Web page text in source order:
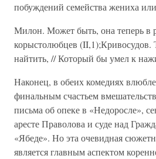
побуждений семейства жениха
Милон. Может быть, она теперь в
корыстолюбцев (II,1);Кривосудов.
найтить, // Который бы умел к
Наконец, в обеих комедиях
финальным счастьем
письма об опеке в «Недоросле»,
аресте Праволова и суде над
«Ябеде». Но эта очевидная
является главным аспектом